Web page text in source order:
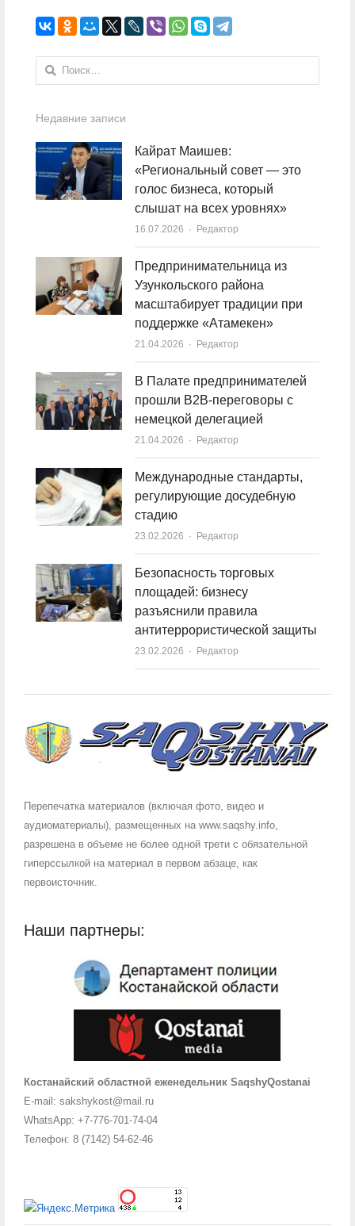
Найти:
Недавние записи
Кайрат Маишев:
«Региональный совет — это
голос бизнеса, который
слышат на всех уровнях»
16.07.2026 Author
Редактор
Предпринимательница из
Узункольского района
масштабирует традиции при
поддержке «Атамекен»
21.04.2026 Author
Редактор
В Палате предпринимателей
прошли B2B-переговоры с
немецкой делегацией
21.04.2026 Author
Редактор
Международные стандарты,
регулирующие досудебную
стадию
23.02.2026 Author
Редактор
Безопасность торговых
площадей: бизнесу
разъяснили правила
антитеррористической защиты
23.02.2026 Author
Редактор
Перепечатка материалов (включая фото, видео и
аудиоматериалы), размещенных на www.saqshy.info,
разрешена в объеме не более одной трети с обязательной
гиперссылкой на материал в первом абзаце, как
первоисточник.
Наши партнеры:
Костанайский областной еженедельник SaqshyQostanai
E-mail: sakshykost@mail.ru
WhatsApp: +7-776-701-74-04
Телефон: 8 (7142) 54-62-46